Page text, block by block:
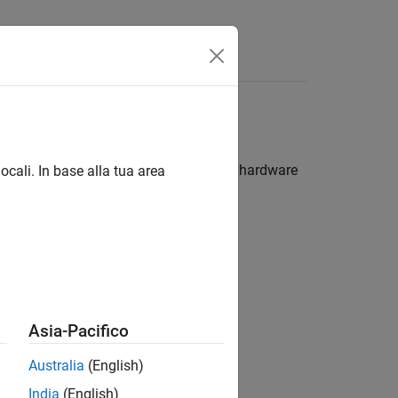
to anARM®Cortex
-A based hardware
In base alla tua area
Asia-Pacifico
Australia (English)
India (English)